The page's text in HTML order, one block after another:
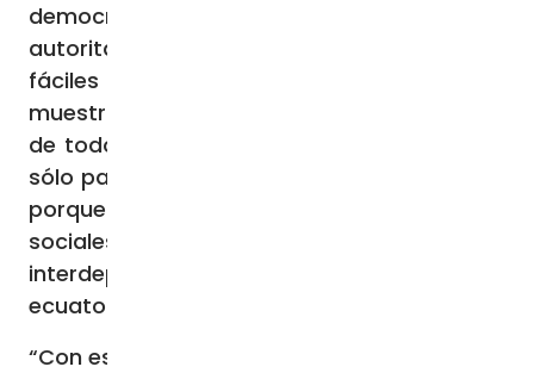
democracia es compleja, mientras el
autoritarismo es expeditivo y las promesas
fáciles propuestas por los populismos se
muestran atrayentes […] la participación
de todos es una exigencia fundamental no
sólo para alcanzar objetivos comunes, Sino
porque responde a lo que somos: seres
sociales, irrepetibles y al mismo tiempo
interdependientes». Los obispos
ecuatorianos añaden textualmente:
“Con estupor hemos visto como la violencia